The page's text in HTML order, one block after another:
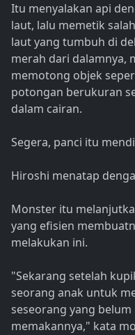
Itu menyalakan api
laut, lalu memetik
laut yang tumbuh di
merah dari dalamnya,
memotong objek
potongan berukuran
dalam cairan.
Segera, panci itu
Hiroshi menatap
Monster itu
yang efisien
melakukan ini.
"Sekarang setelah
seorang anak untuk
seseorang yang
memakannya," kata